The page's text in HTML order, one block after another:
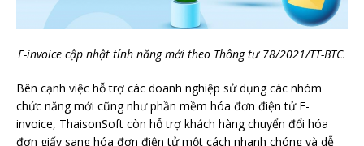
E-invoice cập nhật tính năng mới theo Thông tư 78/2021/TT-BTC.
Bên cạnh việc hỗ trợ các doanh nghiệp sử dụng các nhóm
chức năng mới cũng như phần mềm hóa đơn điện tử E-
invoice, ThaisonSoft còn hỗ trợ khách hàng chuyển đổi hóa
đơn giấy sang hóa đơn điện tử một cách nhanh chóng và dễ